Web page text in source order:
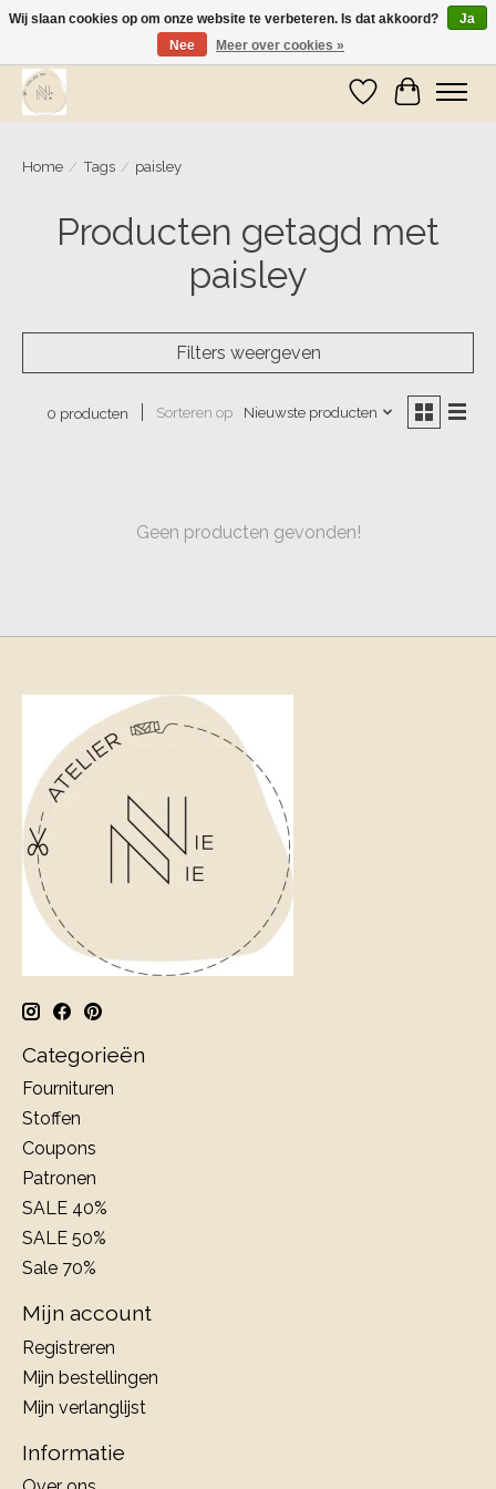
Wij zijn op vakantie! Vanaf zaterdag 9 mei worden er weer pakketjes verzonden
Verlanglijst
Home / Tags / paisley
Producten getagd met
paisley
Filters weergeven
0 producten Sorteren op Nieuwste producten
Geen producten gevonden!
Categorieën
Fournituren
Stoffen
Coupons
Patronen
SALE 40%
SALE 50%
Sale 70%
Mijn account
Registreren
Mijn bestellingen
Mijn verlanglijst
Informatie
Wij slaan cookies op om onze website te verbeteren. Is dat akkoord?
Ja
Nee
Meer over cookies »